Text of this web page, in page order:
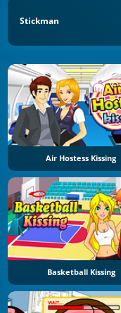
Stickman
Air Hostess Kissing
Basketball Kissing